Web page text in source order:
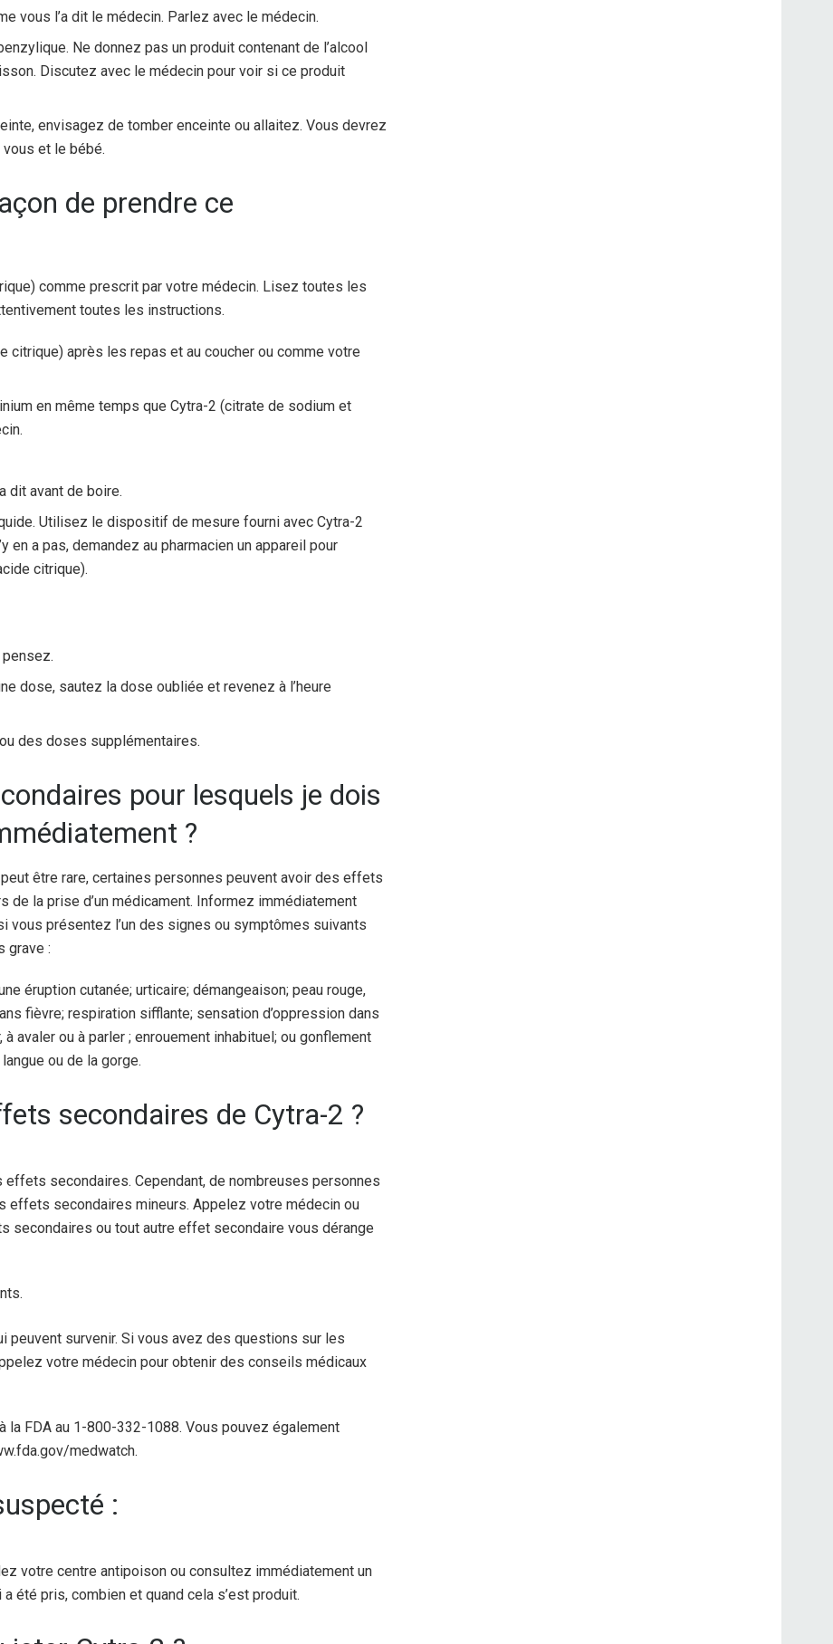
vous l’a dit le médecin. Parlez avec le médecin.
Ne donnez pas un produit contenant de l’alcool
Discutez avec le médecin pour voir si ce produit
envisagez de tomber enceinte ou allaitez. Vous devrez
et le bébé.
de prendre ce
comme prescrit par votre médecin. Lisez toutes les
toutes les instructions.
citrique) après les repas et au coucher ou comme votre
en même temps que Cytra-2 (citrate de sodium et
dit avant de boire.
Utilisez le dispositif de mesure fourni avec Cytra-2
en a pas, demandez au pharmacien un appareil pour
citrique).
dose, sautez la dose oubliée et revenez à l’heure
des doses supplémentaires.
pour lesquels je dois
?
être rare, certaines personnes peuvent avoir des effets
la prise d’un médicament. Informez immédiatement
vous présentez l’un des signes ou symptômes suivants
grave :
éruption cutanée; urticaire; démangeaison; peau rouge,
fièvre; respiration sifflante; sensation d’oppression dans
avaler ou à parler ; enrouement inhabituel; ou gonflement
ou de la gorge.
secondaires de Cytra-2 ?
secondaires. Cependant, de nombreuses personnes
effets secondaires mineurs. Appelez votre médecin ou
secondaires ou tout autre effet secondaire vous dérange
survenir. Si vous avez des questions sur les
votre médecin pour obtenir des conseils médicaux
FDA au 1-800-332-1088. Vous pouvez également
medwatch.
:
votre centre antipoison ou consultez immédiatement un
été pris, combien et quand cela s’est produit.